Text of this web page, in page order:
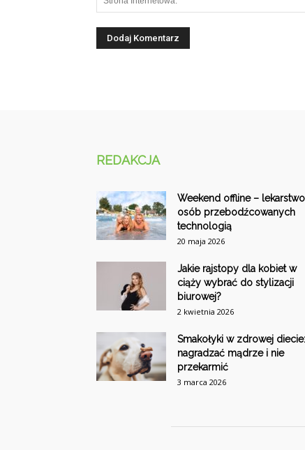
REDAKCJA
Weekend offline –
osób przebodźcowanych
technologią
20 maja 2026
Jakie rajstopy dla kobiet w
ciąży wybrać do stylizacji
biurowej?
2 kwietnia 2026
Smakołyki w zdrowej
nagradzać mądrze i nie
przekarmić
3 marca 2026